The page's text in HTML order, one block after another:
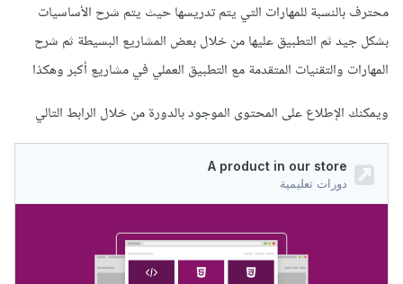
محترف بالنسبة للمهارات التي يتم تدريسها حيث يتم شرح الأساسيات
بشكل جيد ثم التطبيق عليها من خلال بعض المشاريع البسيطة ثم شرح
المهارات والتقنيات المتقدمة مع التطبيق العملي في مشاريع أكبر وهكذا
ويمكنك الإطلاع على المحتوى الموجود بالدورة من خلال الرابط التالي